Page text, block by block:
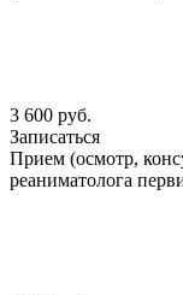
3 600 руб.
Записаться
Прием (осмотр,
реаниматолога